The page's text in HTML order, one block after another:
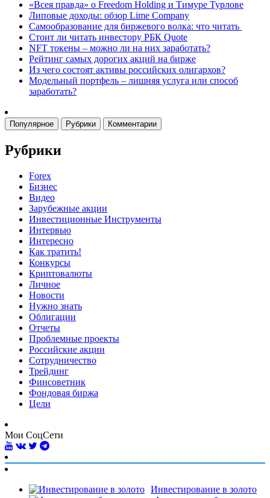
«Всея правда» о Freedom Holding и Тимуре Турлове
Липовые доходы: обзор Lime Company
Самообразование для биржевого волка: что читать
Стоит ли читать инвестору РБК Quote
NFT токены – можно ли на них заработать?
Рейтинг самых дорогих акций на бирже
Из чего состоят активы российских олигархов?
Модельный портфель – лишняя услуга или способ
заработать?
Популярное Рубрики Комментарии
Рубрики
Forex
Бизнес
Видео
Зарубежные акции
Инвестиционные Инструменты
Интервью
Интересно
Как тратить!
Конкурсы
Криптовалюты
Личное
Новости
Нужно знать
Облигации
Отчеты
Проблемные проекты
Российские акции
Сотрудничество
Трейдинг
Финсоветник
Фондовая биржа
Цели
Мои СоцСети
Инвестирование в золото